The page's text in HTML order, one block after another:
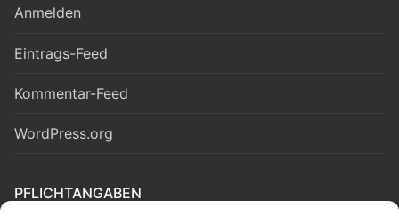
Anmelden
Eintrags-Feed
Kommentar-Feed
WordPress.org
PFLICHTANGABEN